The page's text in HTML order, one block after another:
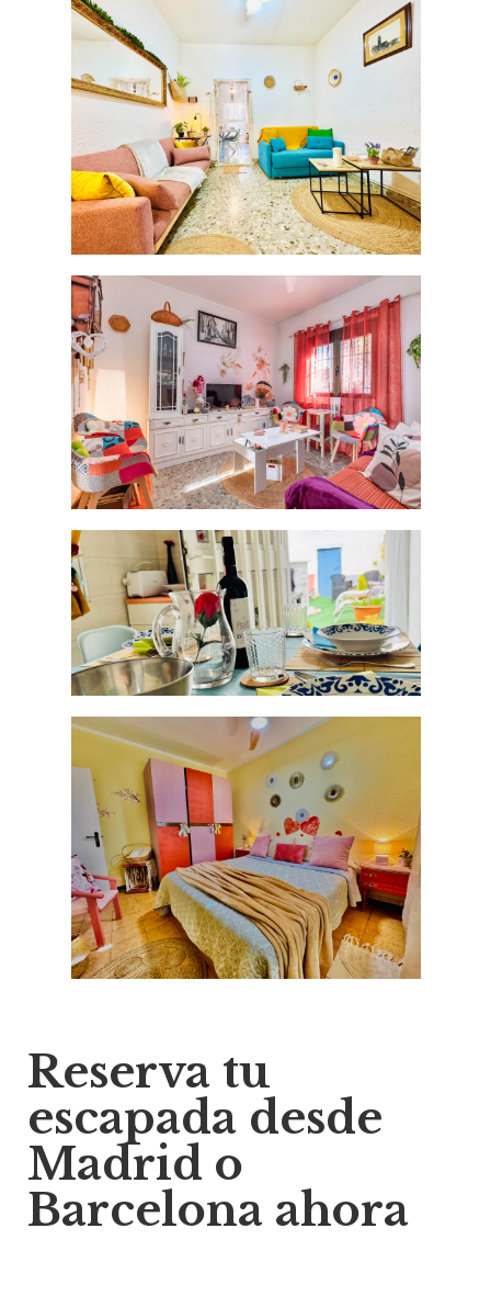
Reserva tu
escapada desde
Madrid o
Barcelona ahora